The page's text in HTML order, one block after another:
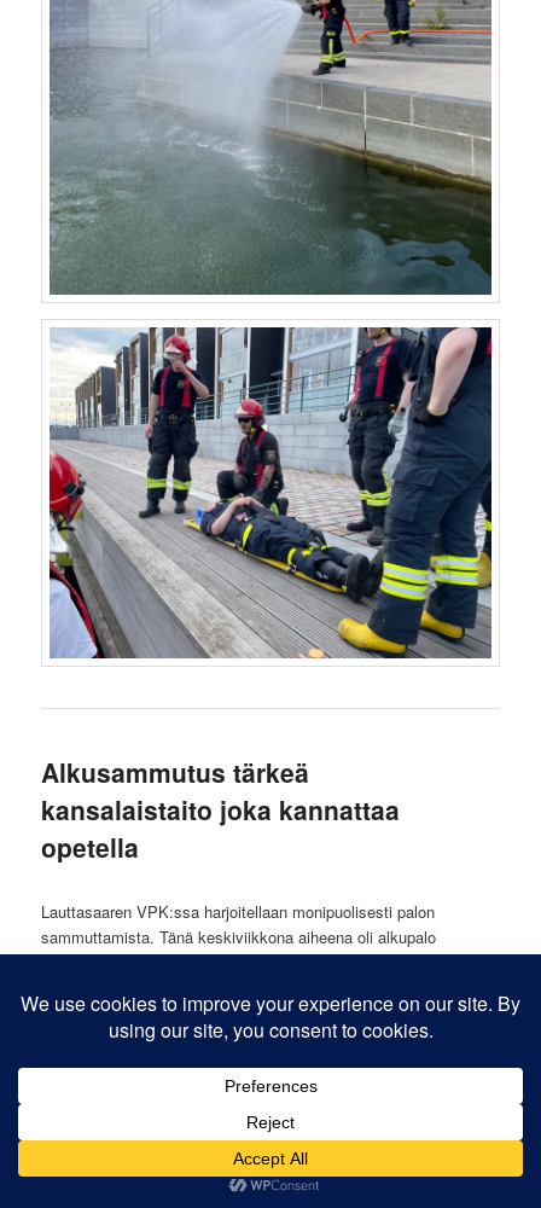
Alkusammutus tärkeä
kansalaistaito joka kannattaa
opetella
Lauttasaaren VPK:ssa harjoitellaan monipuolisesti palon
sammuttamista. Tänä keskiviikkona aiheena oli alkupalo
sammutus sammutuspeitteillä sekä sammuttimella.